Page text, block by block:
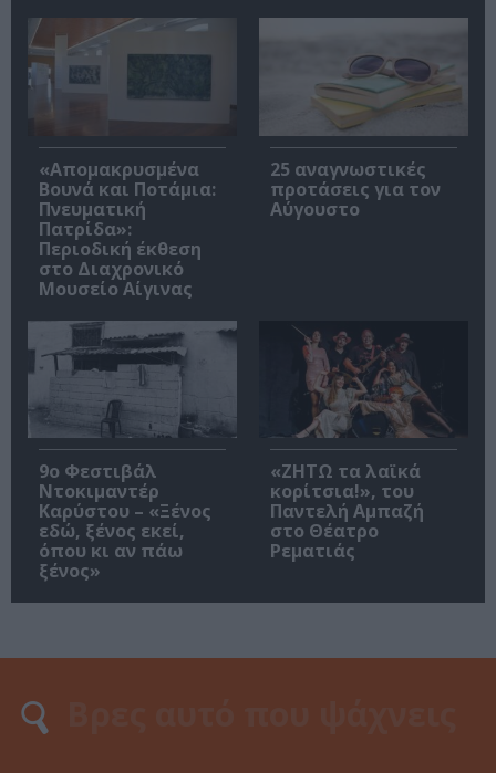
«Απομακρυσμένα
Βουνά και Ποτάμια:
Πνευματική
Πατρίδα»:
Περιοδική έκθεση
στο Διαχρονικό
Μουσείο Αίγινας
25 αναγνωστικές
προτάσεις για τον
Αύγουστο
9ο Φεστιβάλ
Ντοκιμαντέρ
Καρύστου – «Ξένος
εδώ, ξένος εκεί,
όπου κι αν πάω
ξένος»
«ΖΗΤΩ τα λαϊκά
κορίτσια!», του
Παντελή Αμπαζή
στο Θέατρο
Ρεματιάς